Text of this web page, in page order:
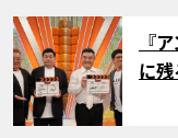
サムネ
『
に